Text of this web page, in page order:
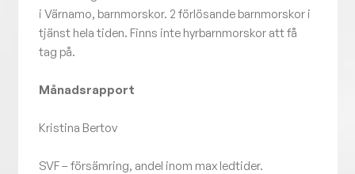
i Värnamo, barnmorskor. 2 förlösande barnmorskor i
tjänst hela tiden. Finns inte hyrbarnmorskor att få
tag på.
Månadsrapport
Kristina Bertov
SVF – försämring, andel inom max ledtider.